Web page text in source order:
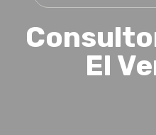
El